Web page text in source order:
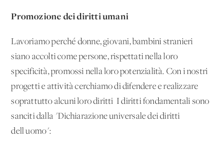
Promozione dei diritti umani
Lavoriamo perché donne, giovani, bambini stranieri
siano accolti come persone, rispettati nella loro
specificità, promossi nella loro potenzialità. Con i nostri
progetti e attività cerchiamo di difendere e realizzare
soprattutto alcuni loro diritti I diritti fondamentali sono
sanciti dalla "Dichiarazione universale dei diritti
dell'uomo":